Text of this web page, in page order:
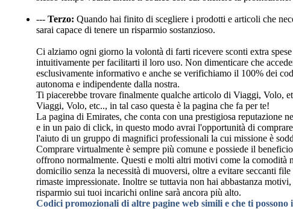
--- Terzo: Quando hai finito di scegliere i prodotti e articoli che
sarai capace di tenere un risparmio sostanzioso.
Ci alziamo ogni giorno la volontà di farti ricevere sconti extra
intuitivamente per facilitarti il loro uso. Non dimenticare che
esclusivamente informativo e anche se verifichiamo il 100% dei
autonoma e indipendente dalla nostra.
Ti piacerebbe trovare finalmente qualche articolo di Viaggi, Volo,
Viaggi, Volo, etc.., in tal caso questa è la pagina che fa per te!
La pagina di Emirates, che conta con una prestigiosa
e in un paio di click, in questo modo avrai l'opportunità di
l'aiuto di un gruppo di magnifici professionali la cui missione è
Comprare virtualmente è sempre più comune e possiede il
offrono normalmente. Questi e molti altri motivi come la comodità
domicilio senza la necessità di muoversi, oltre a evitare seccanti
rimaste impressionate. Inoltre se tuttavia non hai abbastanza
risparmio sui tuoi incarichi online sarà ancora più alto.
Codici promozionali di altre pagine web simili e che ti possono